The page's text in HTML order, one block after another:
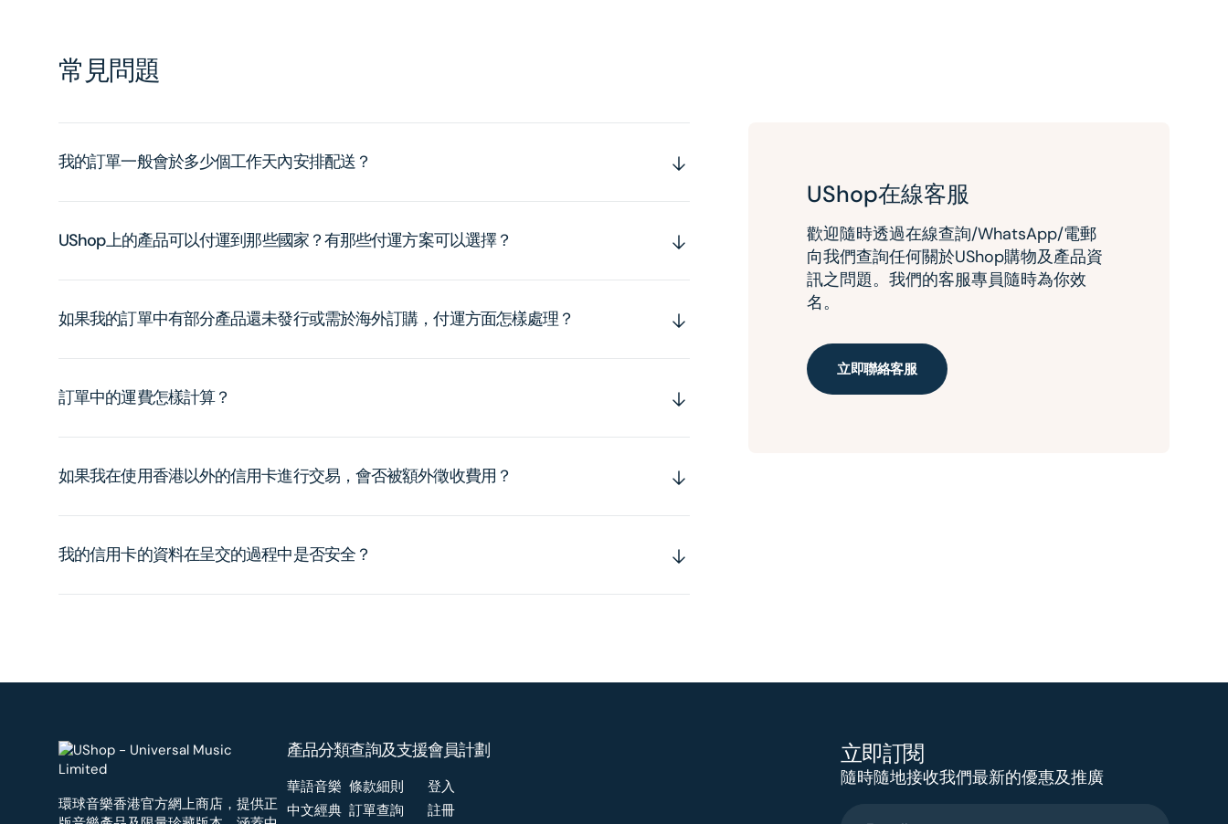
常見問題
我的訂單一般會於多少個工作天內安排配送？
UShop上的產品可以付運到那些國家？有那些付運方案可以選擇？
如果我的訂單中有部分產品還未發行或需於海外訂購，付運方面怎樣處理？
訂單中的運費怎樣計算？
如果我在使用香港以外的信用卡進行交易，會否被額外徵收費用？
我的信用卡的資料在呈交的過程中是否安全？
UShop在線客服
歡迎隨時透過在線查詢/WhatsApp/電郵
向我們查詢任何關於UShop購物及產品資
訊之問題。我們的客服專員隨時為你效
名。
立即聯絡客服
環球音樂香港官方網上商店，提供正
產品分類
華語音樂
中文經典
查詢及支援
條款細則
訂單查詢
會員計劃
登入
註冊
立即訂閱
隨時隨地接收我們最新的優惠及推廣